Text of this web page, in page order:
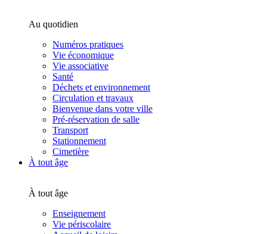
Au quotidien
Numéros pratiques
Vie économique
Vie associative
Santé
Déchets et environnement
Circulation et travaux
Bienvenue dans votre ville
Pré-réservation de salle
Transport
Stationnement
Cimetière
À tout âge
À tout âge
Enseignement
Vie périscolaire